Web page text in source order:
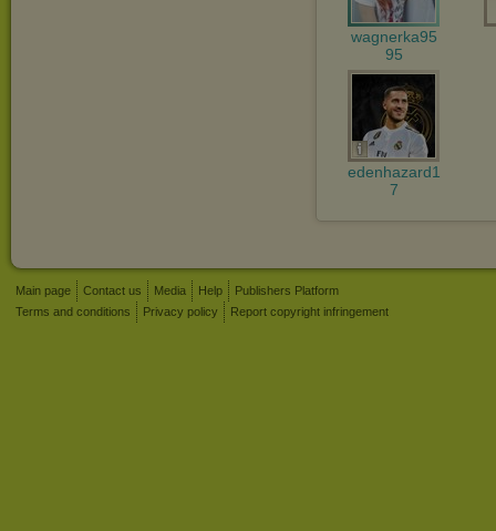
wagnerka95
95
edenhazard1
7
Main page Contact us Media Help
Publishers Platform
Terms and conditions
Privacy policy Report copyright infringement